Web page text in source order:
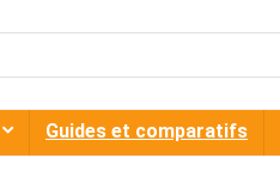
Guides et comparatifs